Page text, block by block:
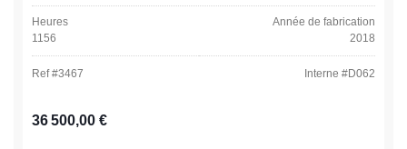
Heures
1156
Année de fabrication
2018
Ref #3467 Interne #D062
Prix régulier :
36 500,00 €